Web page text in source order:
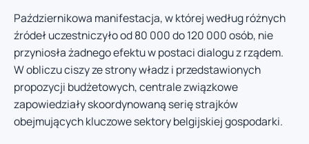
Październikowa manifestacja, w której według różnych
źródeł uczestniczyło od 80 000 do 120 000 osób, nie
przyniosła żadnego efektu w postaci dialogu z rządem.
W obliczu ciszy ze strony władz i przedstawionych
propozycji budżetowych, centrale związkowe
zapowiedziały skoordynowaną serię strajków
obejmujących kluczowe sektory belgijskiej gospodarki.